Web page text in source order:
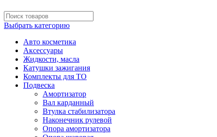
Выбрать категорию
Авто косметика
Аксессуары
Жидкости, масла
Катушки зажигания
Комплекты для ТО
Подвеска
Амортизатор
Вал карданный
Втулка стабилизатора
Наконечник рулевой
Опора амортизатора